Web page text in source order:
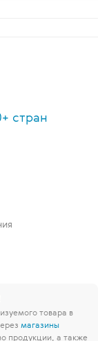
стран
товара в
магазины
продукции, а также